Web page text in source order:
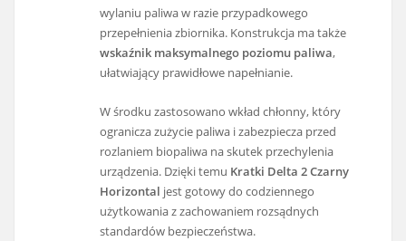
wylaniu paliwa w razie przypadkowego
przepełnienia zbiornika. Konstrukcja ma także
wskaźnik maksymalnego poziomu paliwa,
ułatwiający prawidłowe napełnianie.
W środku zastosowano wkład chłonny, który
ogranicza zużycie paliwa i zabezpiecza przed
rozlaniem biopaliwa na skutek przechylenia
urządzenia. Dzięki temu Kratki Delta 2 Czarny
Horizontal jest gotowy do codziennego
użytkowania z zachowaniem rozsądnych
standardów bezpieczeństwa.